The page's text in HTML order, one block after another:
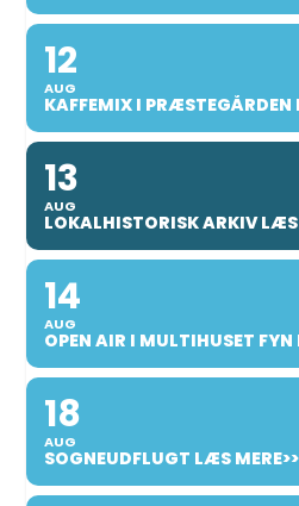
12
AUG
KAFFEMIX I PRÆSTEGÅRDEN
13
AUG
LOKALHISTORISK ARKIV LÆS
14
AUG
OPEN AIR I MULTIHUSET FYN
18
AUG
SOGNEUDFLUGT LÆS